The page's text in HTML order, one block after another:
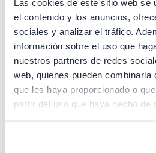
Las cookies de este sitio web se
el contenido y los anuncios,
sociales y analizar el tráfico.
información sobre el uso que
nuestros partners de redes
web, quienes pueden combinarla
que les haya proporcionado o
partir del uso que haya hecho de
Application error: a client-side
browser console for